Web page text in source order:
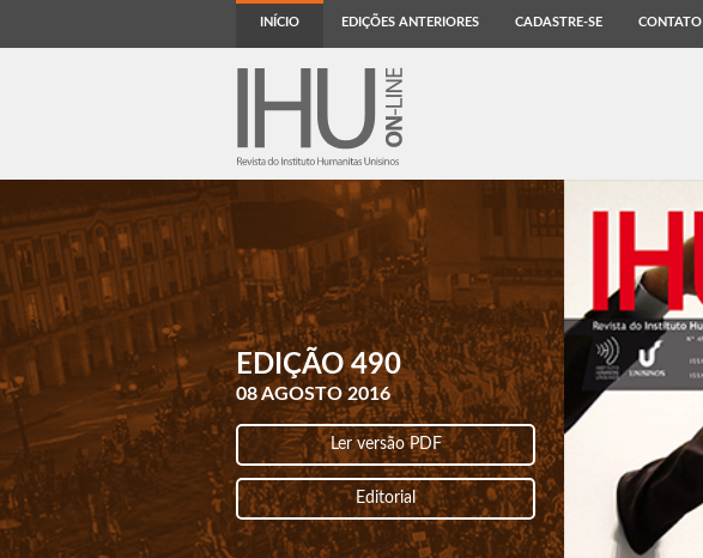
INÍCIO EDIÇÕES ANTERIORES CADASTRE-SE CONTATO
EDIÇÃO 490
08 AGOSTO 2016
Ler versão PDF
Editorial